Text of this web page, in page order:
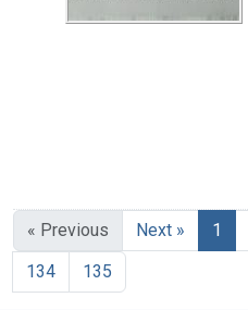
« Previous Next » 1
134
135